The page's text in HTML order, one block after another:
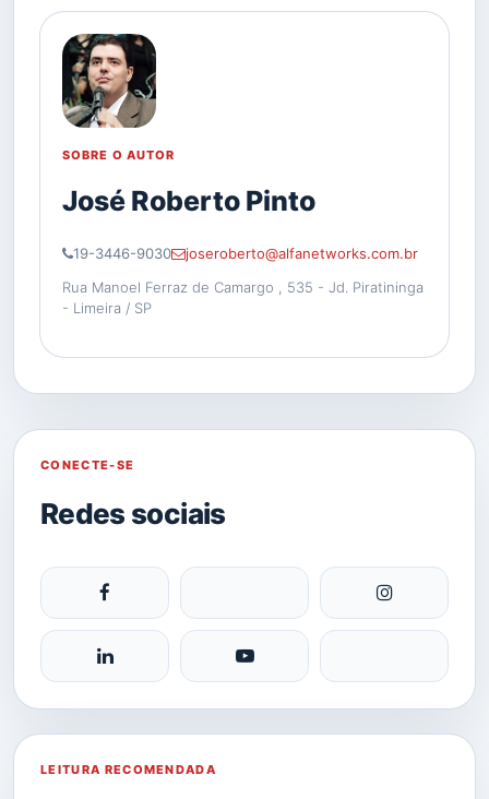
SOBRE O AUTOR
José Roberto Pinto
19-3446-9030
joseroberto@alfanetworks.com.br
Rua Manoel Ferraz de Camargo , 535 - Jd. Piratininga
- Limeira / SP
CONECTE-SE
Redes sociais
LEITURA RECOMENDADA